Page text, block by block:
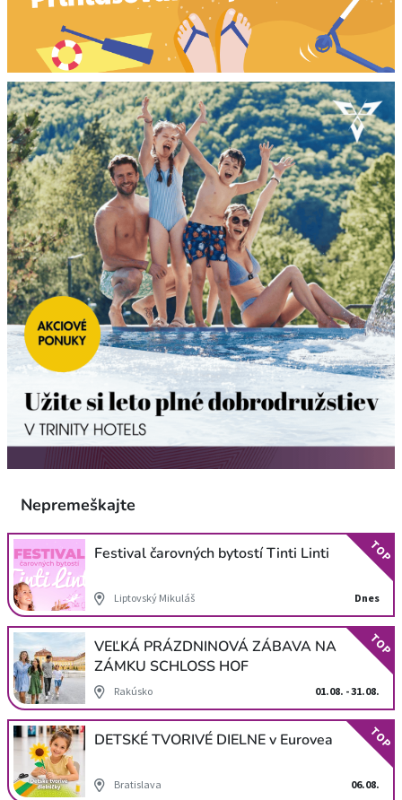
Nepremeškajte
Festival čarovných bytostí Tinti Linti
Liptovský Mikuláš Dnes
TOP
VEĽKÁ PRÁZDNINOVÁ ZÁBAVA NA
ZÁMKU SCHLOSS HOF
Rakúsko 01.08. - 31.08.
TOP
DETSKÉ TVORIVÉ DIELNE v Eurovea
Bratislava 06.08.
TOP